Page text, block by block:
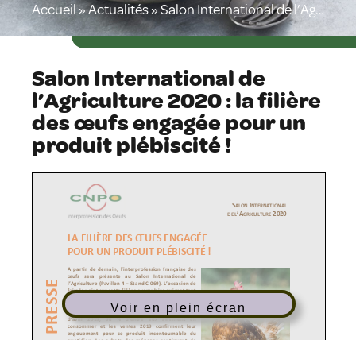
Accueil»Actualités»Salon International de l’Agriculture 2020 : la filière des œufs engagée pour un produit plébiscité !
Salon International de
l’Agriculture 2020 : la filière
des œufs engagée pour un
produit plébiscité !
Voir en plein écran